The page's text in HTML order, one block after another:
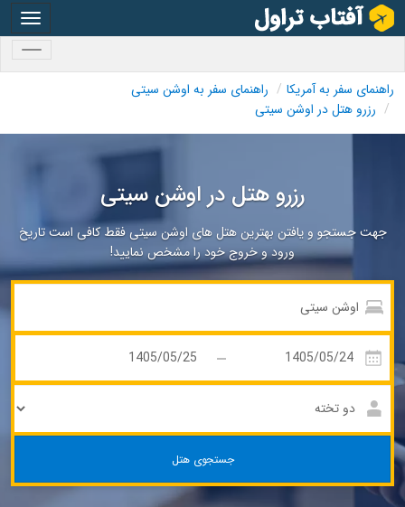
راهنمای سفر به آمریکا
راهنمای سفر به اوشن سیتی
رزرو هتل در اوشن سیتی
رزرو هتل در اوشن سیتی
جهت جستجو و یافتن بهترین هتل های اوشن سیتی فقط کافی است تاریخ
ورود و خروج خود را مشخص نمایید!
جستجوی هتل